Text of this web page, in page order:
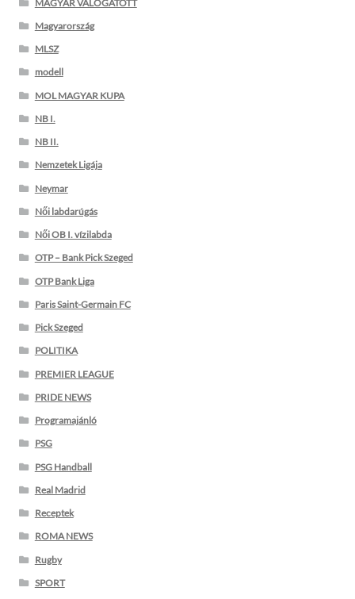
MAGYAR VÁLOGATOTT
Magyarország
MLSZ
modell
MOL MAGYAR KUPA
NB I.
NB II.
Nemzetek Ligája
Neymar
Női labdarúgás
Női OB I. vízilabda
OTP – Bank Pick Szeged
OTP Bank Liga
Paris Saint-Germain FC
Pick Szeged
POLITIKA
PREMIER LEAGUE
PRIDE NEWS
Programajánló
PSG
PSG Handball
Real Madrid
Receptek
ROMA NEWS
Rugby
SPORT